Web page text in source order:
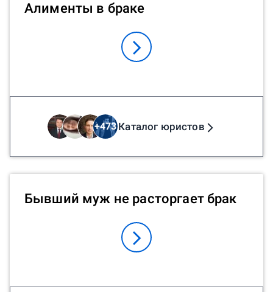
Алименты в браке
+473Каталог юристов
Бывший муж не расторгает брак